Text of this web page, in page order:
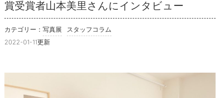
写真展
教室・イベント・WSのご案内
ナダール書林
ナダールのお仕事紹介
賞受賞者山本美里さんにインタビュー
カテゴリー： 写真展
スタッフコラム
2022-01-11更新